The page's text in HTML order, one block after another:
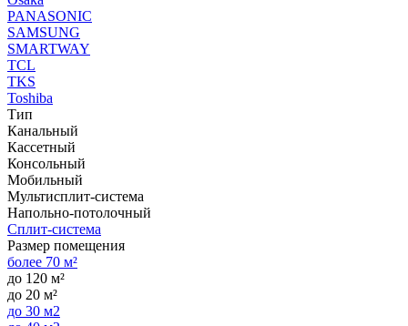
PANASONIC
SAMSUNG
SMARTWAY
TCL
TKS
Toshiba
Тип
Канальный
Кассетный
Консольный
Мобильный
Мультисплит-система
Напольно-потолочный
Сплит-система
Размер помещения
более 70 м²
до 120 м²
до 20 м²
до 30 м2